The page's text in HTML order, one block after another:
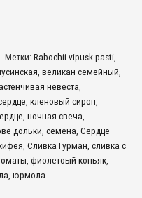
Метки: Rabochii vipusk pasti,
, великан семейный,
невеста,
, кленовый сироп,
, ночная свеча,
дольки, семена, Сердце
, Сливка Гурман, сливка с
, фиолетоый коньяк,
, юрмола